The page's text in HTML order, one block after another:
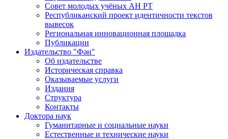
Совет молодых учёных АН РТ
Республиканский проект идентичности текстов
вывесок
Региональная инновационная площадка
Публикации
Издательство "Фән"
Об издательстве
Историческая справка
Оказываемые услуги
Издания
Структура
Контакты
Доктора наук
Гуманитарные и социальные науки
Естественные и технические науки